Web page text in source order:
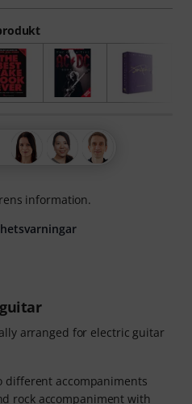
arranged for electric guitar
different accompaniments
rock accompaniment with
information.